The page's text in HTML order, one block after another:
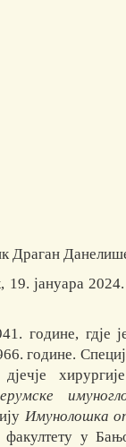
Драган
јануара
године, гдје
године.
Имунолошка
у